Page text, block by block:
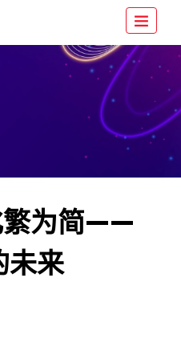
为简——
未来